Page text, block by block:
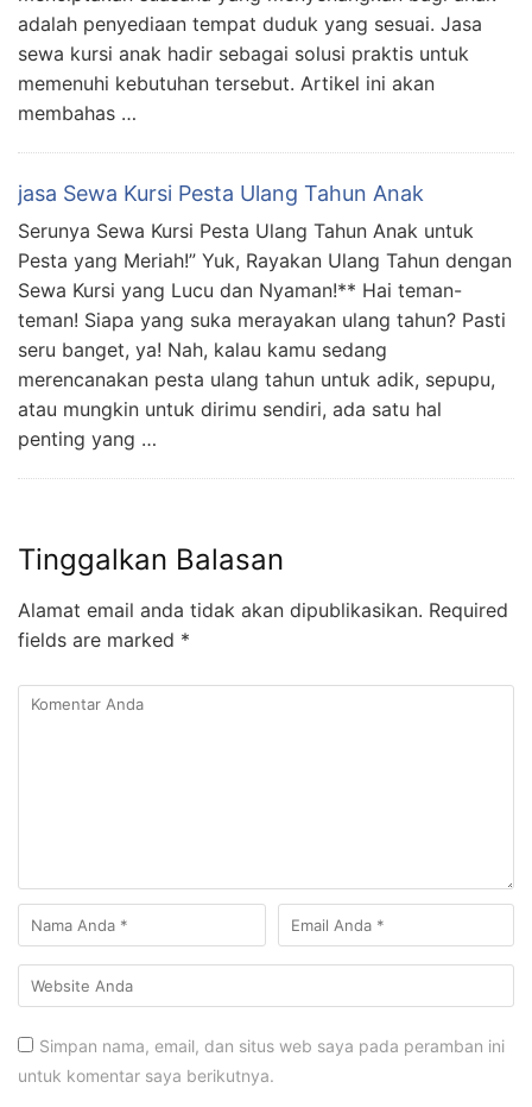
adalah penyediaan tempat duduk yang sesuai. Jasa
sewa kursi anak hadir sebagai solusi praktis untuk
memenuhi kebutuhan tersebut. Artikel ini akan
membahas …
jasa Sewa Kursi Pesta Ulang Tahun Anak
Serunya Sewa Kursi Pesta Ulang Tahun Anak untuk
Pesta yang Meriah!” Yuk, Rayakan Ulang Tahun dengan
Sewa Kursi yang Lucu dan Nyaman!** Hai teman-
teman! Siapa yang suka merayakan ulang tahun? Pasti
seru banget, ya! Nah, kalau kamu sedang
merencanakan pesta ulang tahun untuk adik, sepupu,
atau mungkin untuk dirimu sendiri, ada satu hal
penting yang …
Tinggalkan Balasan
Alamat email anda tidak akan dipublikasikan. Required
fields are marked *
Simpan nama, email, dan situs web saya pada peramban ini
untuk komentar saya berikutnya.